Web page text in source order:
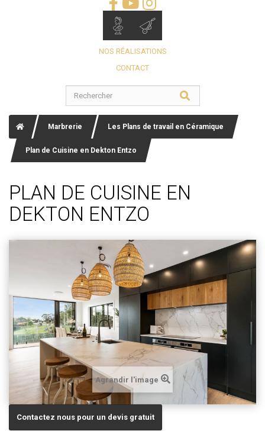
NOS RÉALISATIONS
CONTACT
Marbrerie Les Plans de travail en Céramique
Plan de Cuisine en Dekton Entzo
PLAN DE CUISINE EN
DEKTON ENTZO
Agrandir l'image
Contactez nous pour un devis gratuit